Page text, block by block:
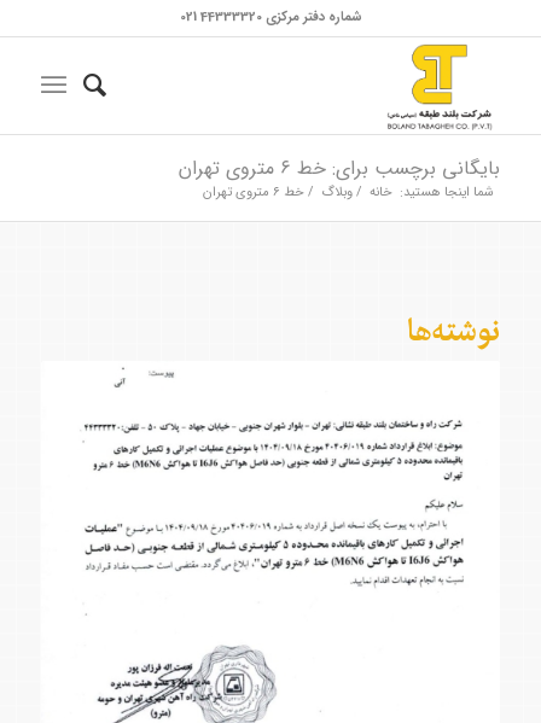
شماره دفتر مرکزی 44333320 021
بایگانی برچسب برای: خط ۶ متروی تهران
شما اینجا هستید: خانه / وبلاگ / خط ۶ متروی تهران
نوشته‌ها